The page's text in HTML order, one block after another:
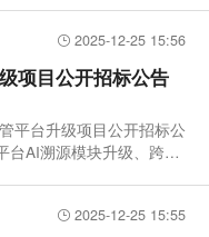
2025-12-25 15:56
项目公开招标公告
平台升级项目公开招标公
台AI溯源模块升级、跨部
2025-12-25 15:55